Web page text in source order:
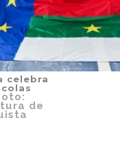
celebra
de